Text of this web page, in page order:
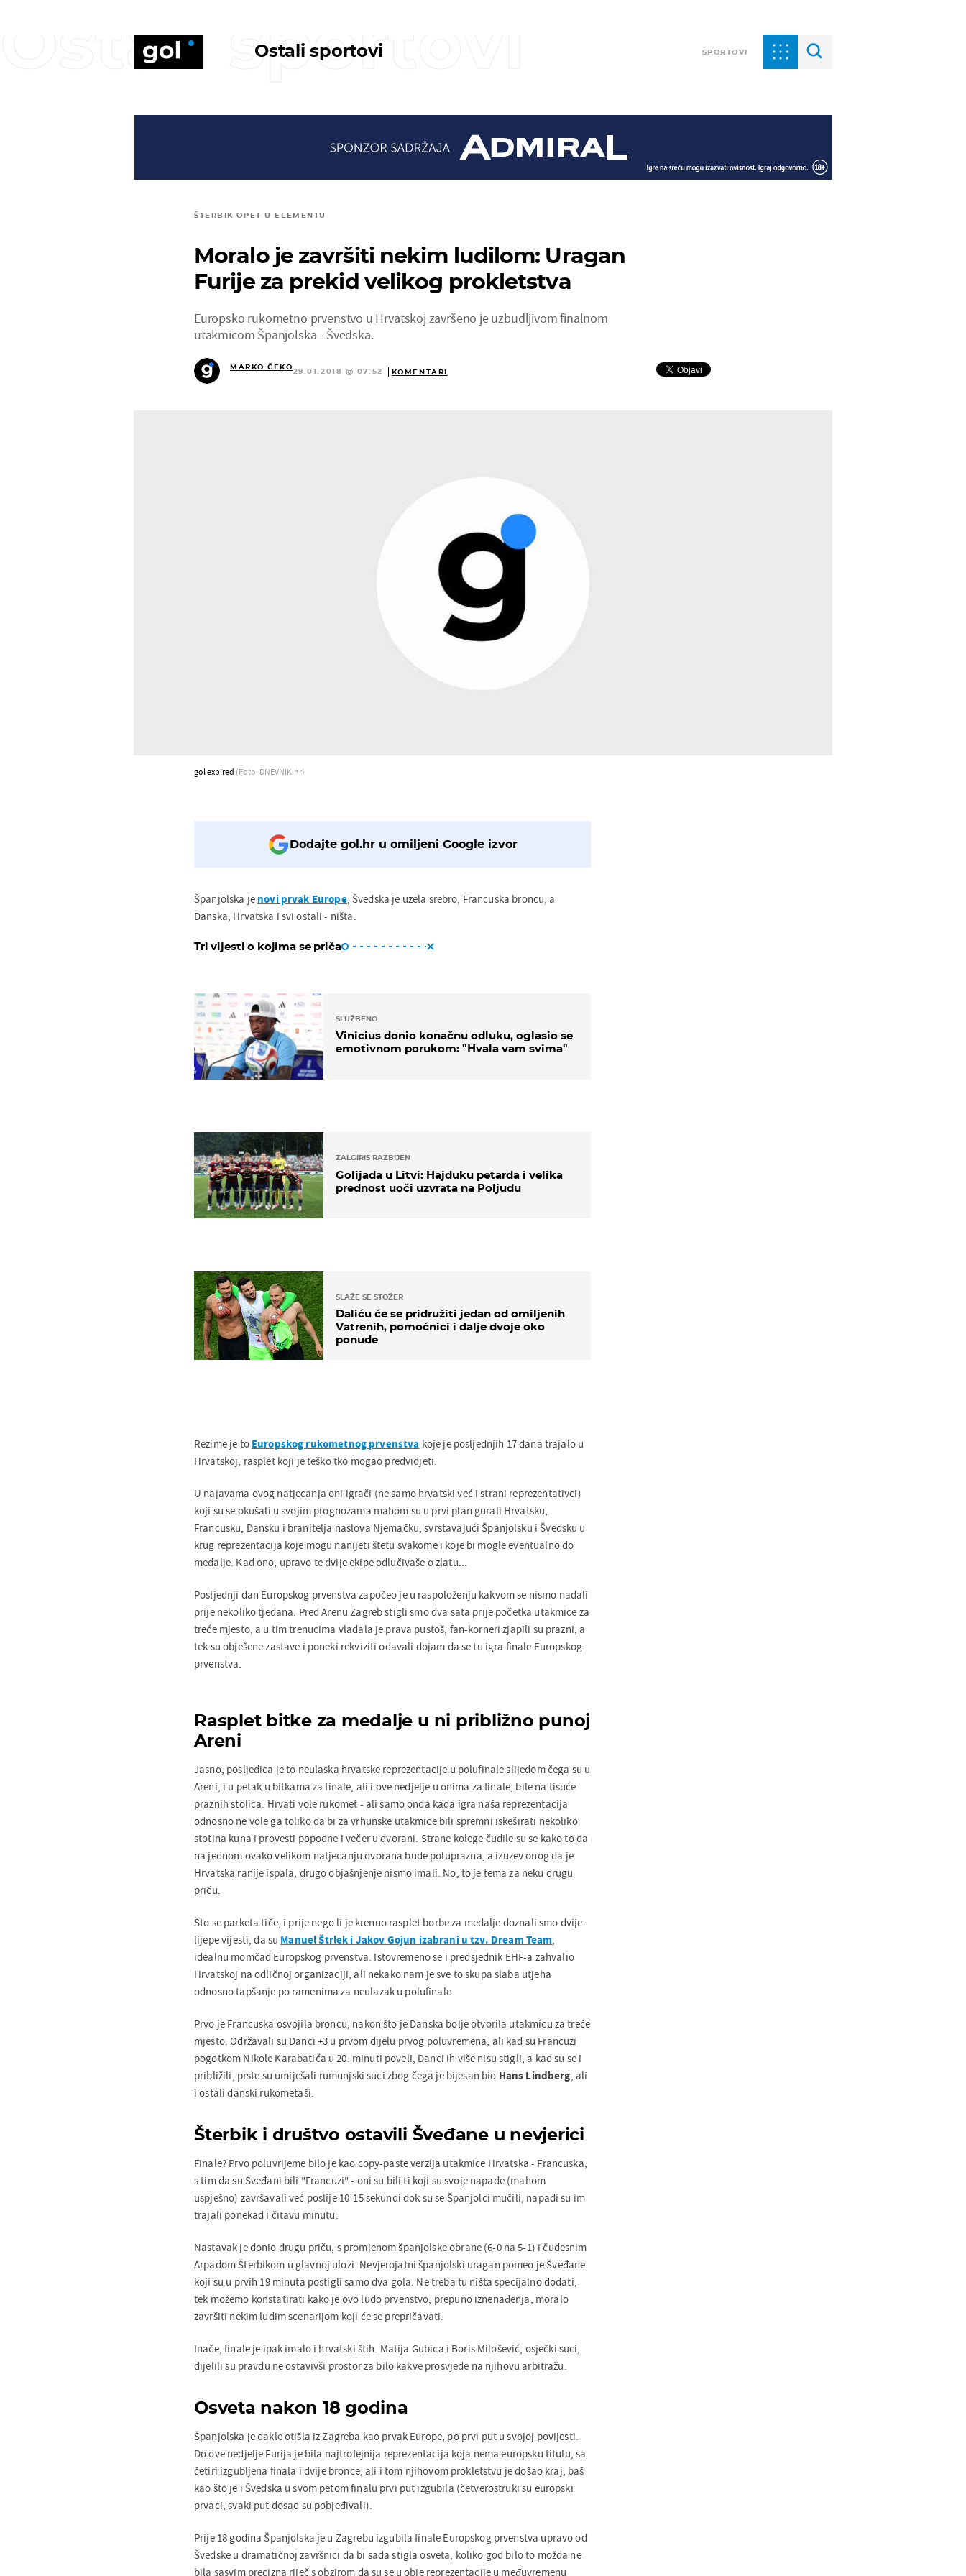
Ostali sportovi SPORTOVI
Ostali sportovi
ŠTERBIK OPET U ELEMENTU
Moralo je završiti nekim ludilom: Uragan
Furije za prekid velikog prokletstva
Europsko rukometno prvenstvo u Hrvatskoj završeno je uzbudljivom finalnom
utakmicom Španjolska - Švedska.
MARKO ČEKO
29.01.2018 @ 07:52 KOMENTARI
gol expired (Foto: DNEVNIK.hr)
Dodajte gol.hr u omiljeni Google izvor
Španjolska je novi prvak Europe, Švedska je uzela srebro, Francuska broncu, a
Danska, Hrvatska i svi ostali - ništa.
Tri vijesti o kojima se priča
SLUŽBENO
Vinicius donio konačnu odluku, oglasio se
emotivnom porukom: "Hvala vam svima"
ŽALGIRIS RAZBIJEN
Golijada u Litvi: Hajduku petarda i velika
prednost uoči uzvrata na Poljudu
SLAŽE SE STOŽER
Daliću će se pridružiti jedan od omiljenih
Vatrenih, pomoćnici i dalje dvoje oko
ponude
Rezime je to Europskog rukometnog prvenstva koje je posljednjih 17 dana trajalo u
Hrvatskoj, rasplet koji je teško tko mogao predvidjeti.
U najavama ovog natjecanja oni igrači (ne samo hrvatski već i strani reprezentativci)
koji su se okušali u svojim prognozama mahom su u prvi plan gurali Hrvatsku,
Francusku, Dansku i branitelja naslova Njemačku, svrstavajući Španjolsku i Švedsku u
krug reprezentacija koje mogu nanijeti štetu svakome i koje bi mogle eventualno do
medalje. Kad ono, upravo te dvije ekipe odlučivaše o zlatu...
Posljednji dan Europskog prvenstva započeo je u raspoloženju kakvom se nismo nadali
prije nekoliko tjedana. Pred Arenu Zagreb stigli smo dva sata prije početka utakmice za
treće mjesto, a u tim trenucima vladala je prava pustoš, fan-korneri zjapili su prazni, a
tek su obješene zastave i poneki rekviziti odavali dojam da se tu igra finale Europskog
prvenstva.
Rasplet bitke za medalje u ni približno punoj
Areni
Jasno, posljedica je to neulaska hrvatske reprezentacije u polufinale slijedom čega su u
Areni, i u petak u bitkama za finale, ali i ove nedjelje u onima za finale, bile na tisuće
praznih stolica. Hrvati vole rukomet - ali samo onda kada igra naša reprezentacija
odnosno ne vole ga toliko da bi za vrhunske utakmice bili spremni iskeširati nekoliko
stotina kuna i provesti popodne i večer u dvorani. Strane kolege čudile su se kako to da
na jednom ovako velikom natjecanju dvorana bude poluprazna, a izuzev onog da je
Hrvatska ranije ispala, drugo objašnjenje nismo imali. No, to je tema za neku drugu
priču.
Što se parketa tiče, i prije nego li je krenuo rasplet borbe za medalje doznali smo dvije
lijepe vijesti, da su Manuel Štrlek i Jakov Gojun izabrani u tzv. Dream Team,
idealnu momčad Europskog prvenstva. Istovremeno se i predsjednik EHF-a zahvalio
Hrvatskoj na odličnoj organizaciji, ali nekako nam je sve to skupa slaba utjeha
odnosno tapšanje po ramenima za neulazak u polufinale.
Prvo je Francuska osvojila broncu, nakon što je Danska bolje otvorila utakmicu za treće
mjesto. Održavali su Danci +3 u prvom dijelu prvog poluvremena, ali kad su Francuzi
pogotkom Nikole Karabatića u 20. minuti poveli, Danci ih više nisu stigli, a kad su se i
približili, prste su umiješali rumunjski suci zbog čega je bijesan bio Hans Lindberg, ali
i ostali danski rukometaši.
Šterbik i društvo ostavili Šveđane u nevjerici
Finale? Prvo poluvrijeme bilo je kao copy-paste verzija utakmice Hrvatska - Francuska,
s tim da su Šveđani bili "Francuzi" - oni su bili ti koji su svoje napade (mahom
uspješno) završavali već poslije 10-15 sekundi dok su se Španjolci mučili, napadi su im
trajali ponekad i čitavu minutu.
Nastavak je donio drugu priču, s promjenom španjolske obrane (6-0 na 5-1) i čudesnim
Arpadom Šterbikom u glavnoj ulozi. Nevjerojatni španjolski uragan pomeo je Šveđane
koji su u prvih 19 minuta postigli samo dva gola. Ne treba tu ništa specijalno dodati,
tek možemo konstatirati kako je ovo ludo prvenstvo, prepuno iznenađenja, moralo
završiti nekim ludim scenarijom koji će se prepričavati.
Inače, finale je ipak imalo i hrvatski štih. Matija Gubica i Boris Milošević, osječki suci,
dijelili su pravdu ne ostavivši prostor za bilo kakve prosvjede na njihovu arbitražu.
Osveta nakon 18 godina
Španjolska je dakle otišla iz Zagreba kao prvak Europe, po prvi put u svojoj povijesti.
Do ove nedjelje Furija je bila najtrofejnija reprezentacija koja nema europsku titulu, sa
četiri izgubljena finala i dvije bronce, ali i tom njihovom prokletstvu je došao kraj, baš
kao što je i Švedska u svom petom finalu prvi put izgubila (četverostruki su europski
prvaci, svaki put dosad su pobjeđivali).
Prije 18 godina Španjolska je u Zagrebu izgubila finale Europskog prvenstva upravo od
Švedske u dramatičnoj završnici da bi sada stigla osveta, koliko god bilo to možda ne
bila sasvim precizna riječ s obzirom da su se u obje reprezentacije u međuvremenu